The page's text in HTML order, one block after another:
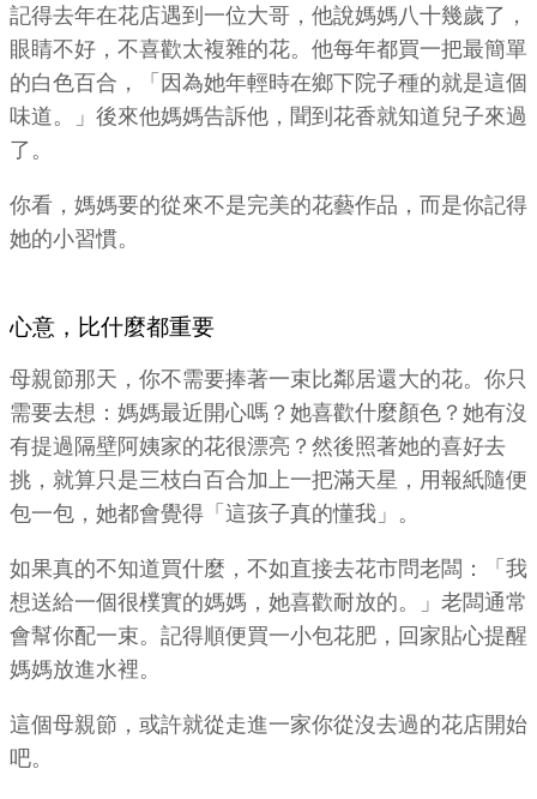
記得去年在花店遇到一位大哥，他說媽媽八十幾歲了，
眼睛不好，不喜歡太複雜的花。他每年都買一把最簡單
的白色百合，「因為她年輕時在鄉下院子種的就是這個
味道。」後來他媽媽告訴他，聞到花香就知道兒子來過
了。
你看，媽媽要的從來不是完美的花藝作品，而是你記得
她的小習慣。
心意，比什麼都重要
母親節那天，你不需要捧著一束比鄰居還大的花。你只
需要去想：媽媽最近開心嗎？她喜歡什麼顏色？她有沒
有提過隔壁阿姨家的花很漂亮？然後照著她的喜好去
挑，就算只是三枝白百合加上一把滿天星，用報紙隨便
包一包，她都會覺得「這孩子真的懂我」。
如果真的不知道買什麼，不如直接去花市問老闆：「我
想送給一個很樸實的媽媽，她喜歡耐放的。」老闆通常
會幫你配一束。記得順便買一小包花肥，回家貼心提醒
媽媽放進水裡。
這個母親節，或許就從走進一家你從沒去過的花店開始
吧。